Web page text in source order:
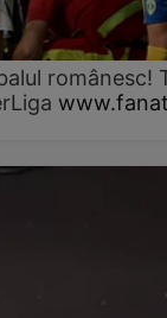
românesc!